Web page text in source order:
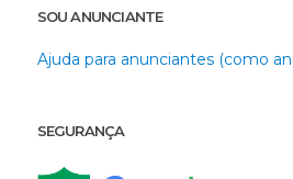
SOU ANUNCIANTE
Ajuda para anunciantes (como
SEGURANÇA